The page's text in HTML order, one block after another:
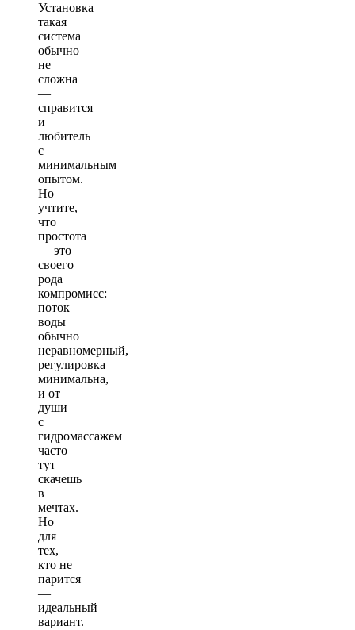
Установка
такая
система
обычно
не
сложна
—
справится
и
любитель
с
минимальным
опытом.
Но
учтите,
что
простота
— это
своего
рода
компромисс:
поток
воды
обычно
неравномерный,
регулировка
минимальна,
и от
души
с
гидромассажем
часто
тут
скачешь
в
мечтах.
Но
для
тех,
кто не
парится
—
идеальный
вариант.